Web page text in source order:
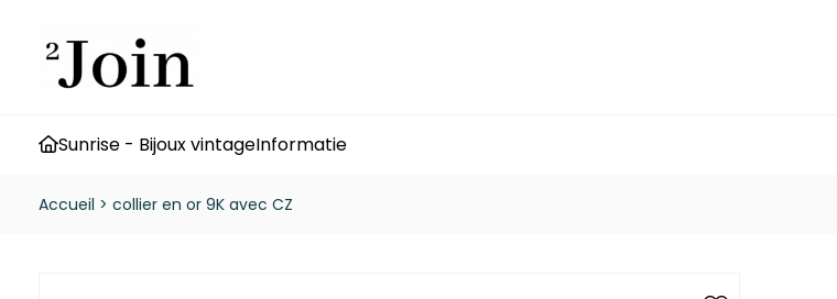
Sunrise - Bijoux vintageInformatie
Accueil > collier en or 9K avec CZ